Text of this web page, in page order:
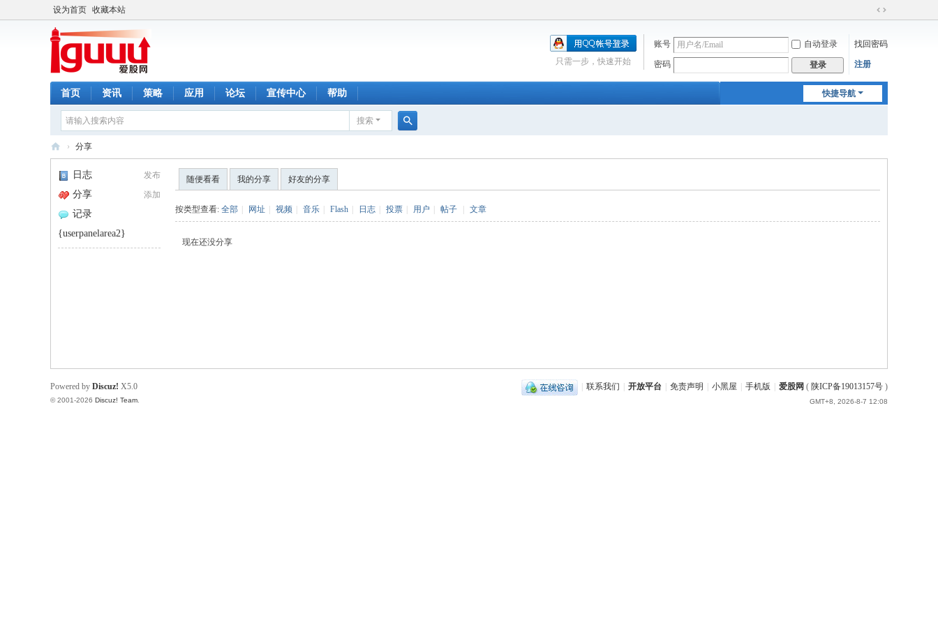
设为首页 收藏本站
切
到
账号 自动登录 找回密码
密码 登录 注册
只需一步，快速开始
快捷导航
首页 资讯 策略 应用 论坛 宣传中心 帮助
搜索
索
› 分享
发布
日志
添加
分享
记录
{userpanelarea2}
随便看看 我的分享 好友的分享
按类型查看: 全部 网址 视频 音乐 Flash 日志 投票 用户 帖子 文章
现在还没分享
联系我们 开放平台 免责声明 小黑屋 手机版 爱股网 ( 陕ICP备19013157号 )
GMT+8, 2026-8-7 12:08
Powered by Discuz! X5.0
© 2001-2026 Discuz! Team